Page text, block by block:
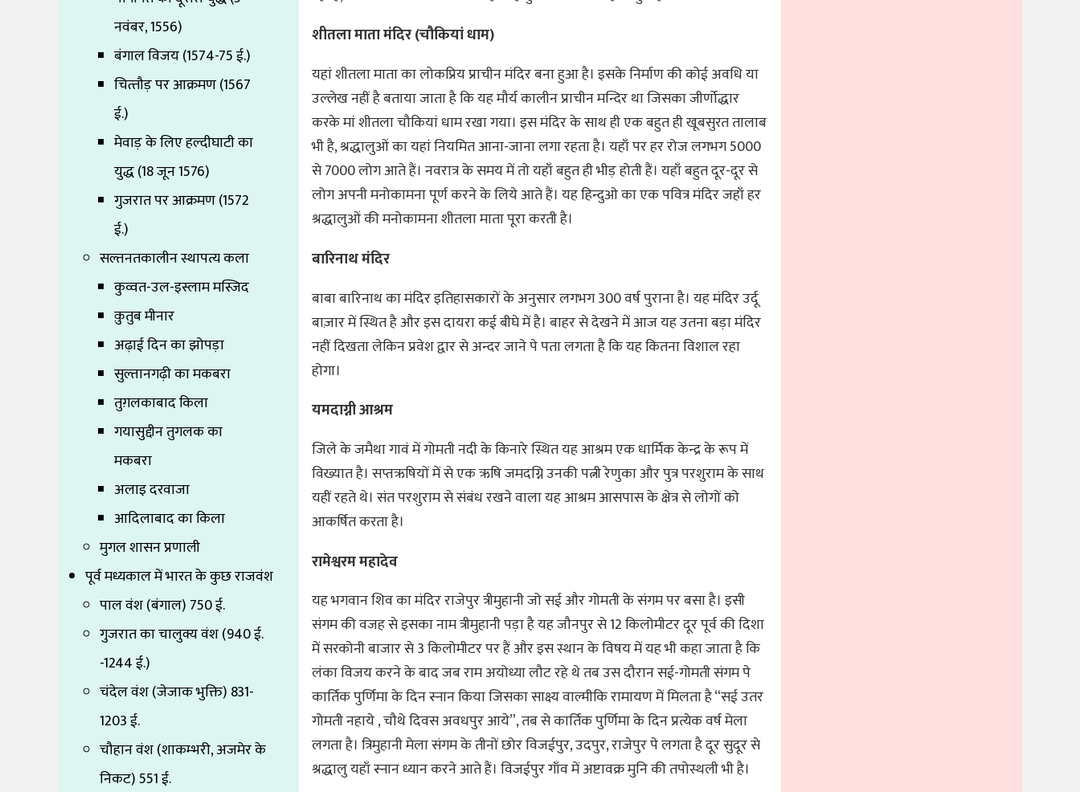
नवंबर, 1556)
बंगाल विजय (1574-75 ई.)
चित्‍तौड़ पर आक्रमण (1567
ई.)
मेवाड़ के लिए हल्दीघाटी का
युद्ध (18 जून 1576)
गुजरात पर आक्रमण (1572
ई.)
सल्तनतकालीन स्थापत्य कला
कुव्वत-उल-इस्लाम मस्जिद
क़ुतुब मीनार
अढ़ाई दिन का झोपड़ा
सुल्तानगढ़ी का मकबरा
तुग़लकाबाद किला
गयासुद्दीन तुगलक का
मकबरा
अलाइ दरवाजा
आदिलाबाद का किला
मुगल शासन प्रणाली
पूर्व मध्यकाल में भारत के कुछ राजवंश
पाल वंश (बंगाल) 750 ई.
गुजरात का चालुक्य वंश (940 ई.
-1244 ई.)
चंदेल वंश (जेजाक भुक्ति) 831-
1203 ई.
चौहान वंश (शाकम्भरी, अजमेर के
निकट) 551 ई.
शीतला माता मंदिर (चौकियां धाम)
यहां शीतला माता का लोकप्रिय प्राचीन मंदिर बना हुआ है। इसके निर्माण की कोई अवधि या
उल्लेख नहीं है बताया जाता है कि यह मौर्य कालीन प्राचीन मन्दिर था जिसका जीर्णोद्धार
करके मां शीतला चौकियां धाम रखा गया। इस मंदिर के साथ ही एक बहुत ही खूबसुरत तालाब
भी है, श्रद्धालुओं का यहां नियमित आना-जाना लगा रहता है। यहाँ पर हर रोज लगभग 5000
से 7000 लोग आते हैं। नवरात्र के समय में तो यहाँ बहुत ही भीड़ होती हैं। यहाँ बहुत दूर-दूर से
लोग अपनी मनोकामना पूर्ण करने के लिये आते हैं। यह हिन्दुओ का एक पवित्र मंदिर जहाँ हर
श्रद्धालुओं की मनोकामना शीतला माता पूरा करती है।
बारिनाथ मंदिर
बाबा बारिनाथ का मंदिर इतिहासकारों के अनुसार लगभग 300 वर्ष पुराना है। यह मंदिर उर्दू
बाज़ार में स्थित है और इस दायरा कई बीघे में है। बाहर से देखने में आज यह उतना बड़ा मंदिर
नहीं दिखता लेकिन प्रवेश द्वार से अन्दर जाने पे पता लगता है कि यह कितना विशाल रहा
होगा।
यमदाग्नी आश्रम
जिले के जमैथा गावं में गोमती नदी के किनारे स्थित यह आश्रम एक धार्मिक केन्द्र के रूप में
विख्यात है। सप्तऋषियों में से एक ऋषि जमदग्नि उनकी पत्नी रेणुका और पुत्र परशुराम के साथ
यहीं रहते थे। संत परशुराम से संबंध रखने वाला यह आश्रम आसपास के क्षेत्र से लोगों को
आकर्षित करता है।
रामेश्वरम महादेव
यह भगवान शिव का मंदिर राजेपुर त्रीमुहानी जो सई और गोमती के संगम पर बसा है। इसी
संगम की वजह से इसका नाम त्रीमुहानी पड़ा है यह जौनपुर से 12 किलोमीटर दूर पूर्व की दिशा
में सरकोनी बाजार से 3 किलोमीटर पर हैं और इस स्थान के विषय में यह भी कहा जाता है कि
लंका विजय करने के बाद जब राम अयोध्या लौट रहे थे तब उस दौरान सई-गोमती संगम पे
कार्तिक पुर्णिमा के दिन स्नान किया जिसका साक्ष्य वाल्मीकि रामायण में मिलता है “सई उतर
गोमती नहाये , चौथे दिवस अवधपुर आये”, तब से कार्तिक पुर्णिमा के दिन प्रत्येक वर्ष मेला
लगता है। त्रिमुहानी मेला संगम के तीनों छोर विजईपुर, उदपुर, राजेपुर पे लगता है दूर सुदूर से
श्रद्धालु यहाँ स्नान ध्यान करने आते हैं। विजईपुर गाँव में अष्टावक्र मुनि की तपोस्थली भी है।